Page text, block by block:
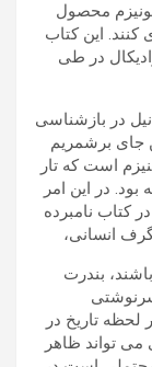
محصول
اين کتاب
در طی
در بازشناسی
جای برشمريم
است که تار
در اين امر
کتاب نامبرده
انسانی،
بندرت
لحظه تاريخ در
تواند ظاھر